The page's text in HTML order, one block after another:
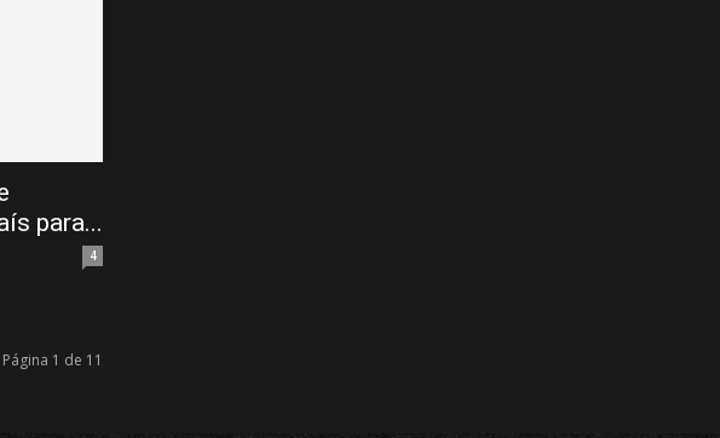
para...
4
Página 1 de 11